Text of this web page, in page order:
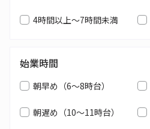
4時間以上～7時間未満
始業時間
朝早め（6～8時台）
朝遅め（10～11時台）